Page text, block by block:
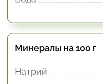
Минералы на 100 г
Натрий